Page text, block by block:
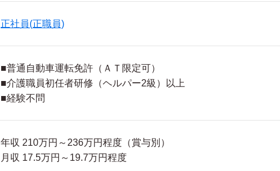
正社員(正職員)
■普通自動車運転免許（ＡＴ限定可）
■介護職員初任者研修（ヘルパー2級）以上
■経験不問
年収 210万円～236万円程度（賞与別）
月収 17.5万円～19.7万円程度